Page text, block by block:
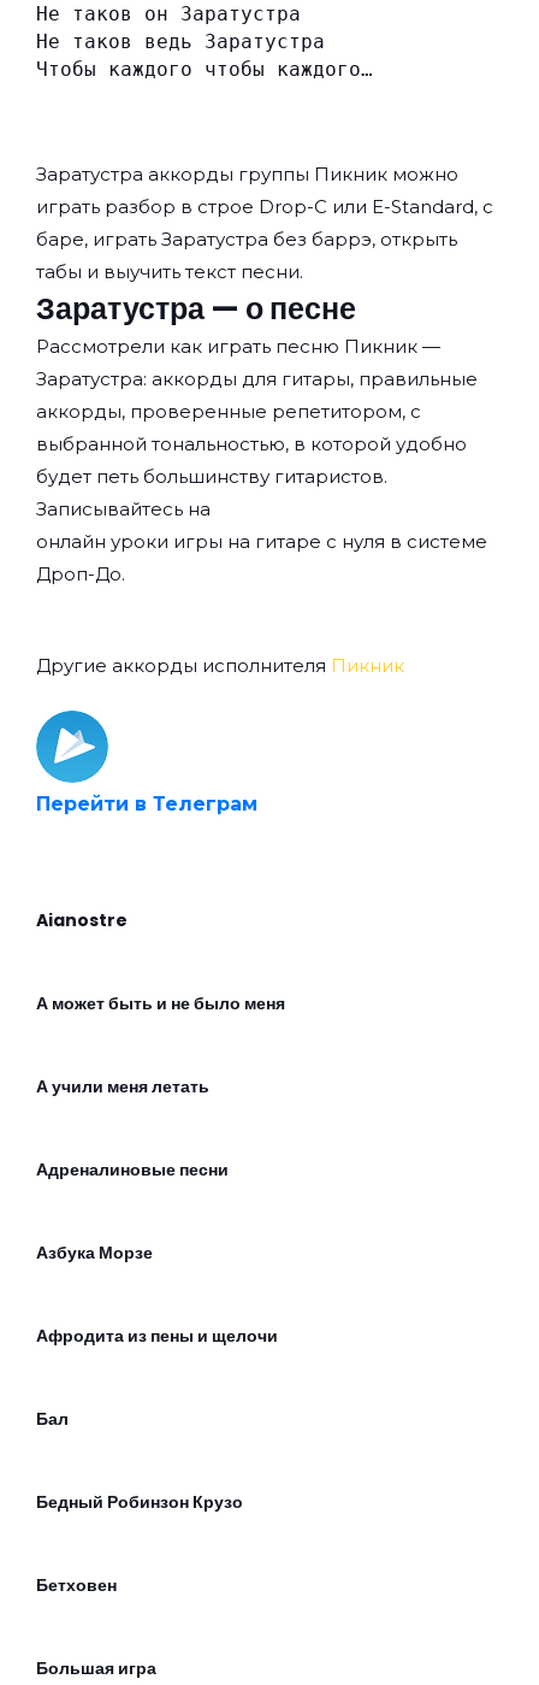
Не таков он Заратустра
Не таков ведь Заратустра
Чтобы каждого чтобы каждого…
Заратустра аккорды группы Пикник можно
играть разбор в строе Drop-C или E-Standard, с
баре, играть Заратустра без баррэ, открыть
табы и выучить текст песни.
Заратустра — о песне
Рассмотрели как играть песню Пикник —
Заратустра: аккорды для гитары, правильные
аккорды, проверенные репетитором, с
выбранной тональностью, в которой удобно
будет петь большинству гитаристов.
Записывайтесь на
онлайн уроки игры на гитаре с нуля в системе
Дроп-До.
Другие аккорды исполнителя Пикник
Перейти в Телеграм
Aianostre
А может быть и не было меня
А учили меня летать
Адреналиновые песни
Азбука Морзе
Афродита из пены и щелочи
Бал
Бедный Робинзон Крузо
Бетховен
Большая игра